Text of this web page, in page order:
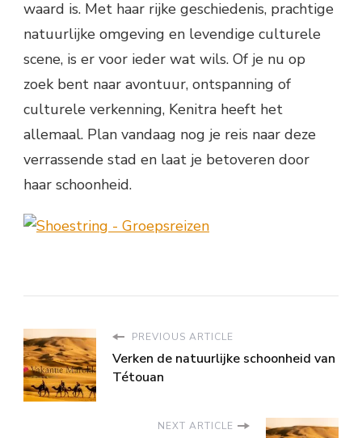
waard is. Met haar rijke geschiedenis, prachtige
natuurlijke omgeving en levendige culturele
scene, is er voor ieder wat wils. Of je nu op
zoek bent naar avontuur, ontspanning of
culturele verkenning, Kenitra heeft het
allemaal. Plan vandaag nog je reis naar deze
verrassende stad en laat je betoveren door
haar schoonheid.
PREVIOUS ARTICLE
Verken de natuurlijke schoonheid van
Tétouan
NEXT ARTICLE